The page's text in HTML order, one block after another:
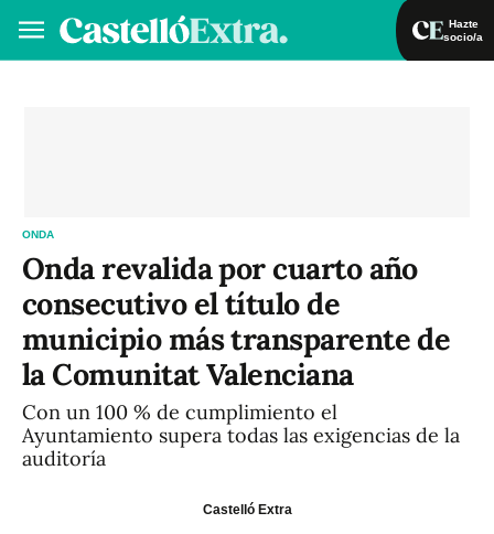
Hazte
socio/a
ONDA
Onda revalida por cuarto año
consecutivo el título de
municipio más transparente de
la Comunitat Valenciana
Con un 100 % de cumplimiento el
Ayuntamiento supera todas las exigencias de la
auditoría
Castelló Extra